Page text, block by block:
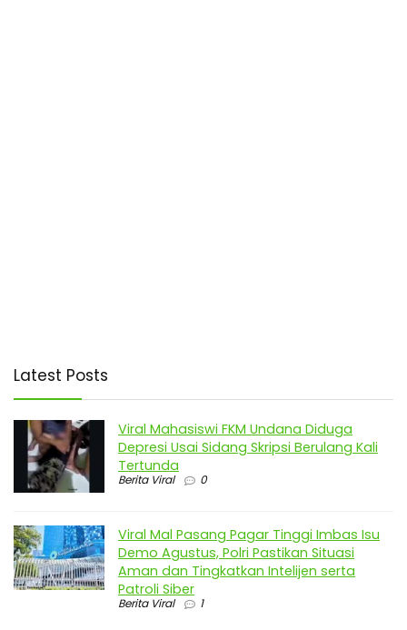
Latest Posts
Viral Mahasiswi FKM Undana Diduga
Depresi Usai Sidang Skripsi Berulang Kali
Tertunda
Berita Viral 0
Viral Mal Pasang Pagar Tinggi Imbas Isu
Demo Agustus, Polri Pastikan Situasi
Aman dan Tingkatkan Intelijen serta
Patroli Siber
Berita Viral 1